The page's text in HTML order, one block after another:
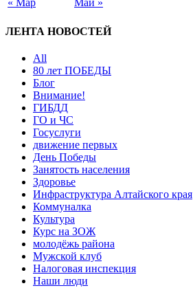
« Мар Май »
ЛЕНТА НОВОСТЕЙ
All
80 лет ПОБЕДЫ
Блог
Внимание!
ГИБДД
ГО и ЧС
Госуслуги
движение первых
День Победы
Занятость населения
Здоровье
Инфраструктура Алтайского края
Коммуналка
Культура
Курс на ЗОЖ
молодёжь района
Мужской клуб
Налоговая инспекция
Наши люди